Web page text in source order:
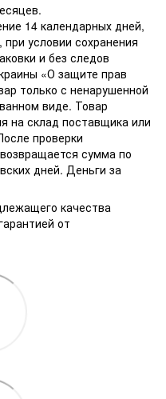
14 календарных дней,
условии сохранения
и без следов
«О защите прав
только с ненарушенной
виде. Товар
на склад поставщика или
проверки
сумма по
дней. Деньги за
качества
от